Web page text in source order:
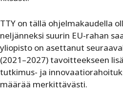
TTY on tällä ohjelmakaudella
neljänneksi suurin EU-rahan
yliopisto on asettanut
(2021–2027) tavoitteekseen
tutkimus- ja
määrää merkittävästi.